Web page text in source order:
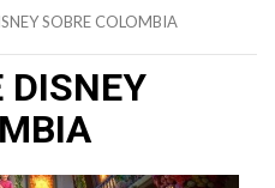
SOBRE COLOMBIA
DISNEY